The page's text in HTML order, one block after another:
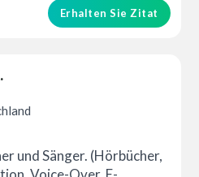
Erhalten Sie Zitat
und Sänger. (Hörbücher,